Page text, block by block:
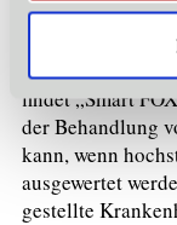
von
manuelle
des Zugriffs auf
findet „Smart
der Behandlung
kann, wenn
ausgewertet
gestellte